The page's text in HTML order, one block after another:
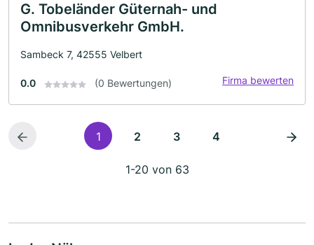
G. Tobeländer Güternah- und
Omnibusverkehr GmbH.
Sambeck 7, 42555 Velbert
0.0 (0 Bewertungen) Firma bewerten
1 2 3 4
1-20 von 63